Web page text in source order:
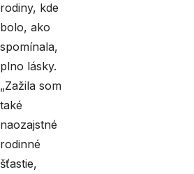
rodiny, kde
bolo, ako
spomínala,
plno lásky.
„Zažila som
také
naozajstné
rodinné
šťastie,